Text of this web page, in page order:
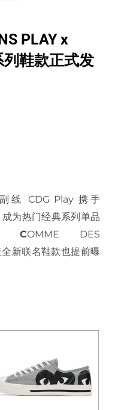
PLAY x
鞋款正式发
线 CDG Play 携手
为热门经典系列单品
COMME DES
新联名鞋款也提前曝